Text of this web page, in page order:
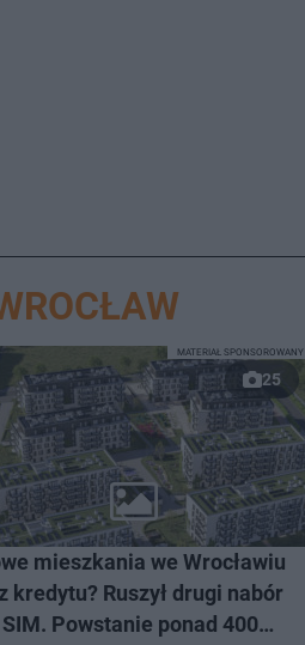
25
mieszkania we Wrocławiu
kredytu? Ruszył drugi nabór
Powstanie ponad 400
MATERIAŁ SPONSOROWANY